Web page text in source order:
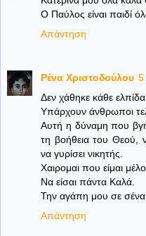
Ο Παύλος είναι παιδί
Απάντηση
Ρένα Χριστοδούλου 5
Δεν χάθηκε κάθε
Υπάρχουν άνθρωποι
Αυτή η δύναμη που
τη βοήθεια του Θεού,
να γυρίσει νικητής.
Χαιρομαι που είμαι
Να είσαι πάντα Καλά.
Την αγάπη μου σε σένα
Απάντηση